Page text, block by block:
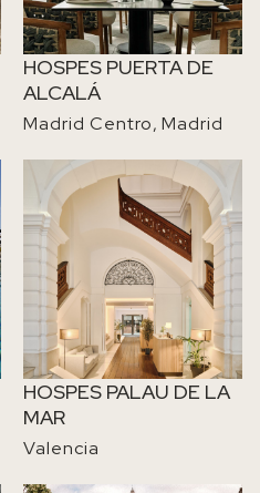
HOSPES PUERTA DE
ALCALÁ
Madrid Centro Madrid
IMAGE
HOSPES PALAU DE LA
MAR
Valencia